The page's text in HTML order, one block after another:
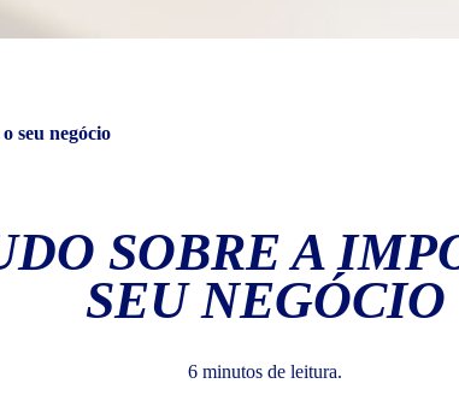
seu negócio
SOBRE A
SEU NEGÓCIO
6 minutos de leitura.